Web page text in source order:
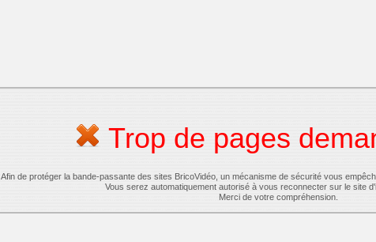
Trop de pages
Afin de protéger la bande-passante des sites BricoVidéo, un mécanisme de sécurité vous
Vous serez automatiquement autorisé à vous reconnecter sur le site
Merci de votre compréhension.